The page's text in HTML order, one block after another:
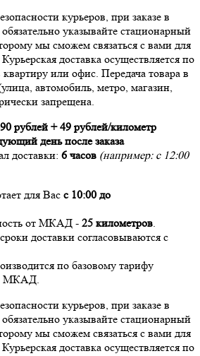
курьеров, при заказе в
указывайте стационарный
мы сможем связаться с вами для
доставка осуществляется по
или офис. Передача товара в
автомобиль, метро, магазин,
запрещена.
рублей + 49 рублей/километр
день после заказа
доставки: 6 часов (например: с 12:00
для Вас с 10:00 до
от МКАД - 25 километров.
доставки согласовываются с
по базовому тарифу
МКАД.
курьеров, при заказе в
указывайте стационарный
мы сможем связаться с вами для
доставка осуществляется по